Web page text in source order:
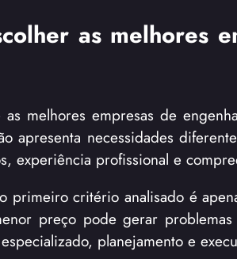
as melhores
as melhores empresas de
apresenta necessidades
experiência profissional e
primeiro critério analisado é
preço pode gerar
planejamento e